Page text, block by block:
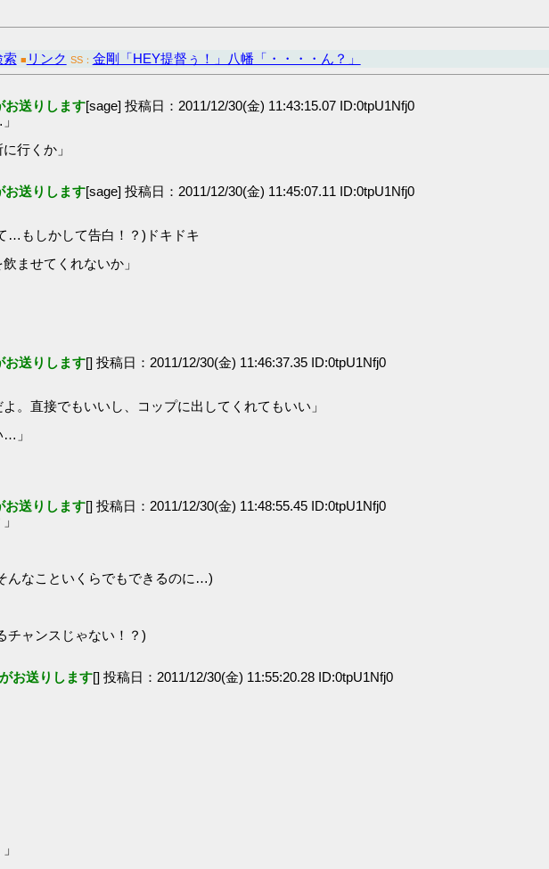
索 ■ リンク SS： 金剛「HEY提督ぅ！」八幡「・・・・ん？」
お送りします[sage] 投稿日：2011/12/30(金) 11:43:15.07 ID:0tpU1Nfj0
行くか」
お送りします[sage] 投稿日：2011/12/30(金) 11:45:07.11 ID:0tpU1Nfj0
…もしかして告白！？)ドキドキ
ませてくれないか」
お送りします[] 投稿日：2011/12/30(金) 11:46:37.35 ID:0tpU1Nfj0
。直接でもいいし、コップに出してくれてもいい」
」
お送りします[] 投稿日：2011/12/30(金) 11:48:55.45 ID:0tpU1Nfj0
んなこといくらでもできるのに…)
チャンスじゃない！？)
お送りします[] 投稿日：2011/12/30(金) 11:55:20.28 ID:0tpU1Nfj0